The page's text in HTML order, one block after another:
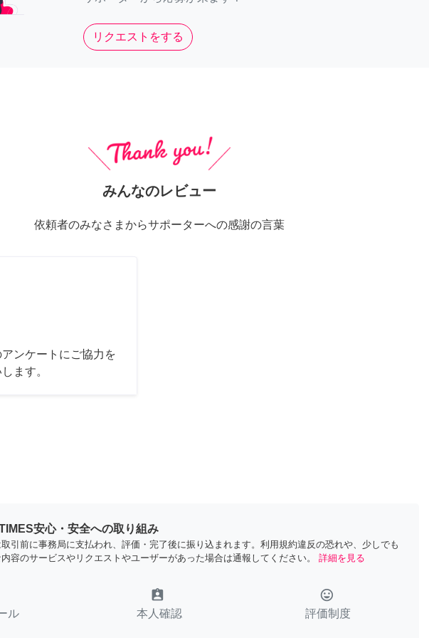
リクエストをする
みんなのレビュー
依頼者のみなさまからサポーターへの感謝の言葉
ンケートにご協力を
ます。
安心・安全への取り組み
引前に事務局に支払われ、評価・完了後に振り込まれます。利用規約違反の恐れや、少しでも
容のサービスやリクエストやユーザーがあった場合は通報してください。
詳細を見る
ル
assignment_ind
本人確認
tag_faces
評価制度